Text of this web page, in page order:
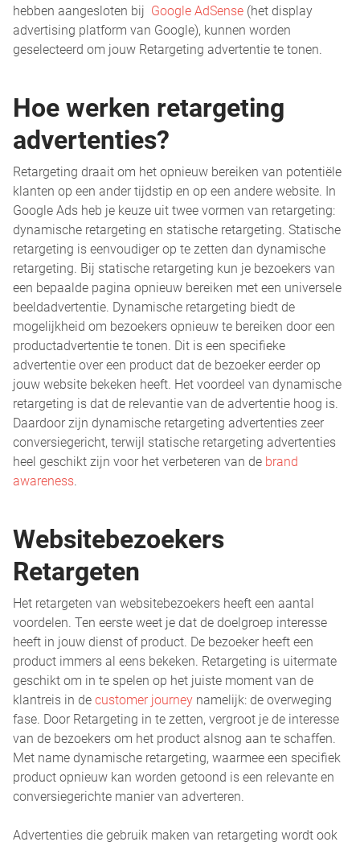
hebben aangesloten bij Google AdSense (het display
advertising platform van Google), kunnen worden
geselecteerd om jouw Retargeting advertentie te tonen.
Hoe werken retargeting
advertenties?
Retargeting draait om het opnieuw bereiken van potentiële
klanten op een ander tijdstip en op een andere website. In
Google Ads heb je keuze uit twee vormen van retargeting:
dynamische retargeting en statische retargeting. Statische
retargeting is eenvoudiger op te zetten dan dynamische
retargeting. Bij statische retargeting kun je bezoekers van
een bepaalde pagina opnieuw bereiken met een universele
beeldadvertentie. Dynamische retargeting biedt de
mogelijkheid om bezoekers opnieuw te bereiken door een
productadvertentie te tonen. Dit is een specifieke
advertentie over een product dat de bezoeker eerder op
jouw website bekeken heeft. Het voordeel van dynamische
retargeting is dat de relevantie van de advertentie hoog is.
Daardoor zijn dynamische retargeting advertenties zeer
conversiegericht, terwijl statische retargeting advertenties
heel geschikt zijn voor het verbeteren van de brand
awareness.
Websitebezoekers
Retargeten
Het retargeten van websitebezoekers heeft een aantal
voordelen. Ten eerste weet je dat de doelgroep interesse
heeft in jouw dienst of product. De bezoeker heeft een
product immers al eens bekeken. Retargeting is uitermate
geschikt om in te spelen op het juiste moment van de
klantreis in de customer journey namelijk: de overweging
fase. Door Retargeting in te zetten, vergroot je de interesse
van de bezoekers om het product alsnog aan te schaffen.
Met name dynamische retargeting, waarmee een specifiek
product opnieuw kan worden getoond is een relevante en
conversiegerichte manier van adverteren.
Advertenties die gebruik maken van retargeting wordt ook